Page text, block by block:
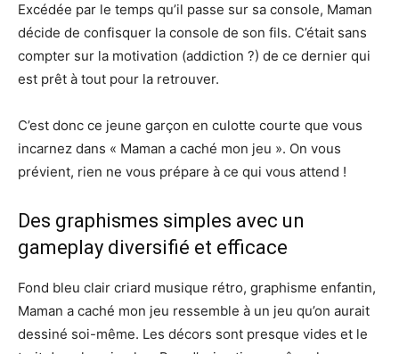
Excédée par le temps qu’il passe sur sa console, Maman
décide de confisquer la console de son fils. C’était sans
compter sur la motivation (addiction ?) de ce dernier qui
est prêt à tout pour la retrouver.
C’est donc ce jeune garçon en culotte courte que vous
incarnez dans « Maman a caché mon jeu ». On vous
prévient, rien ne vous prépare à ce qui vous attend !
Des graphismes simples avec un
gameplay diversifié et efficace
Fond bleu clair criard musique rétro, graphisme enfantin,
Maman a caché mon jeu ressemble à un jeu qu’on aurait
dessiné soi-même. Les décors sont presque vides et le